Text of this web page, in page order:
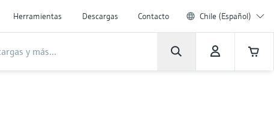
Herramientas Descargas Contacto Chile (Español)